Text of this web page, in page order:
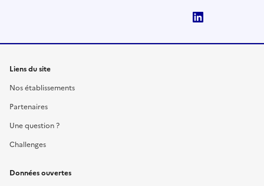
Liens du site
Nos établissements
Partenaires
Une question ?
Challenges
Données ouvertes